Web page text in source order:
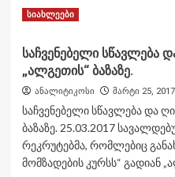
ნაწილი
(პირველი)
Read MoreRead
რასაც
ახლა
გეტყვით
სახელმწიფო
საიდუმლოა
და
არც
სიახლეები
საჩვენებელი სწავლება
„ალგეთის“ ბაზაზე.
ანალიტიკოსი მარტი 25, 2017
საჩვენებელი სწავლება და
ბაზაზე. 25.03.2017
რეკრუტებმა, რომლებიც
მომზადების კურსს“ გადიან